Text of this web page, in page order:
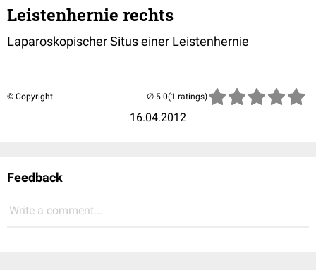
Leistenhernie rechts
Laparoskopischer Situs einer Leistenhernie
© Copyright
16.04.2012
(1 ratings)
Feedback
Write a comment...